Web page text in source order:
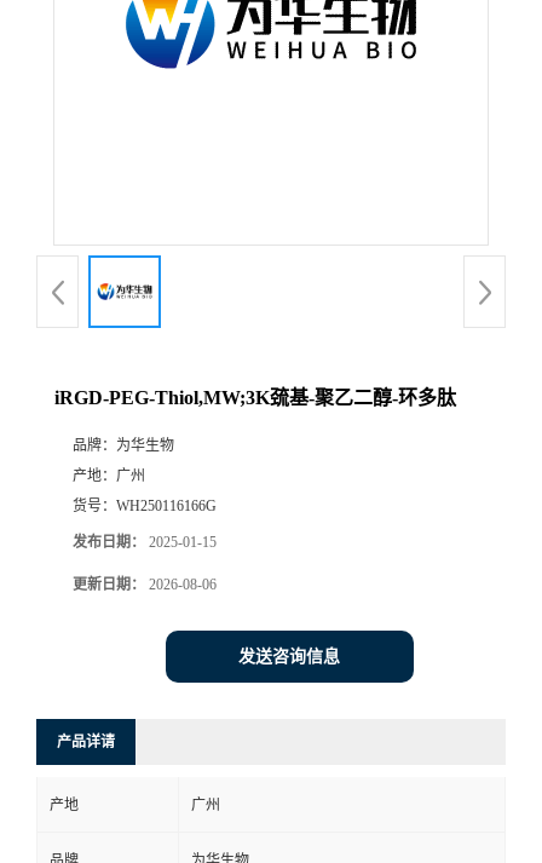
iRGD-PEG-Thiol,MW;3K巯基-聚乙二醇-环多肽
品牌： 为华生物
产地： 广州
货号： WH250116166G
发布日期： 2025-01-15
更新日期： 2026-08-06
发送咨询信息
产品详请
产地 广州